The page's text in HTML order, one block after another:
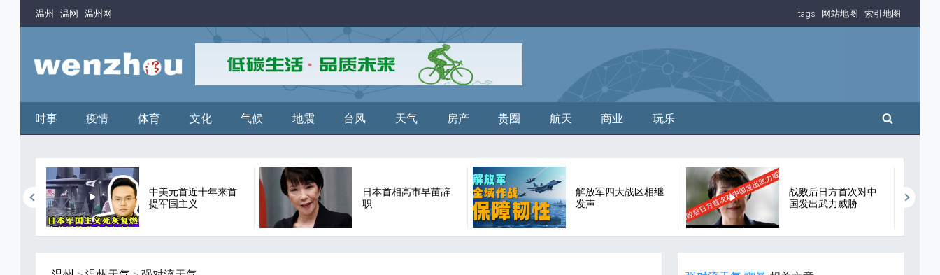
温州 温网 温州网 tags 网站地图 索引地图
时事 疫情 体育 文化 气候 地震 台风 天气 房产 贵圈 航天 商业 玩乐 搜索
中美元首近十年来首
提军国主义
日本首相高市早苗辞
职
解放军四大战区相继
发声
战败后日方首次对中
国发出武力威胁